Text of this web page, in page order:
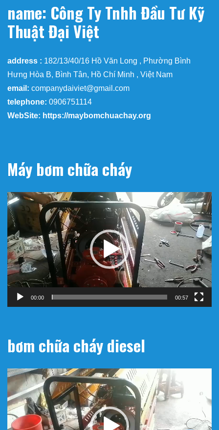
name: Công Ty Tnhh Đầu Tư Kỹ
Thuật Đại Việt
address : 182/13/40/16 Hồ Văn Long , Phường Bình
Hưng Hòa B, Bình Tân, Hồ Chí Minh , Việt Nam
email: companydaiviet@gmail.com
telephone: 0906751114
WebSite: https://maybomchuachay.org
Máy bơm chữa cháy
Trình
chơi
Video
00:00 00:57
bơm chữa cháy diesel
Trình
chơi
Video